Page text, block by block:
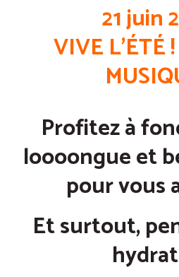
21 juin
VIVE L’ÉTÉ
Profitez à
loooongue et
pour vous
Et surtout,